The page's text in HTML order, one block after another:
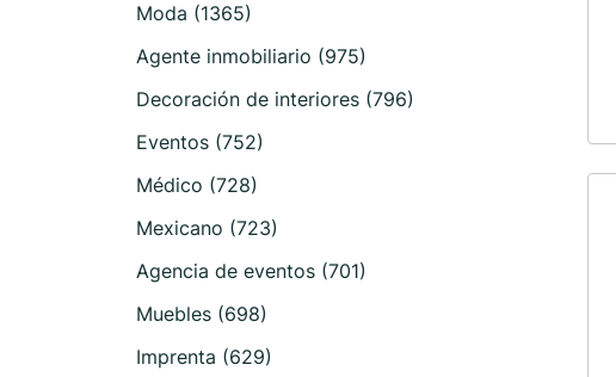
Moda (1365)
Agente inmobiliario (975)
Decoración de interiores (796)
Eventos (752)
Médico (728)
Mexicano (723)
Agencia de eventos (701)
Muebles (698)
Imprenta (629)